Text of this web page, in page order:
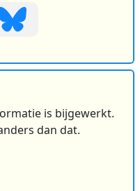
is bijgewerkt.
dan dat.